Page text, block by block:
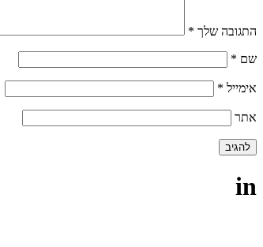
התגובה שלך *
שם *
אימייל *
אתר
in